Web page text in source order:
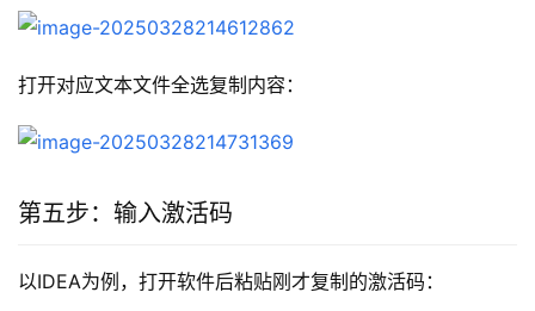
打开对应文本文件全选复制内容：
第五步：输入激活码
以IDEA为例，打开软件后粘贴刚才复制的激活码：